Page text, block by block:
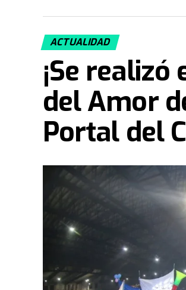
ACTUALIDAD
¡Se
del Amor
Portal del